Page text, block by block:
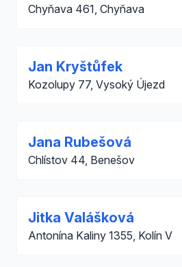
Chyňava 461, Chyňava
Jan Kryštůfek
Kozolupy 77, Vysoký Újezd
Jana Rubešová
Chlístov 44, Benešov
Jitka Valášková
Antonína Kaliny 1355, Kolín V